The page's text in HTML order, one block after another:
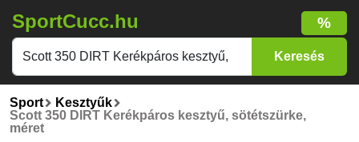
SportCucc.hu %
Sport
Kesztyűk
Scott 350 DIRT Kerékpáros kesztyű, sötétszürke,
méret